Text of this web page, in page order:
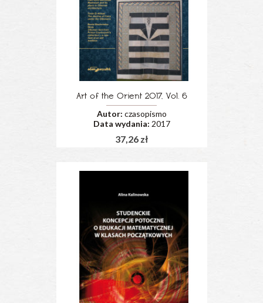
Art of the Orient 2017, Vol. 6
Autor: czasopismo
Data wydania: 2017
37,26 zł